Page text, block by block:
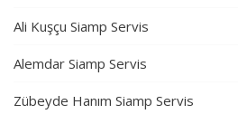
Ali Kuşçu Siamp Servis
Alemdar Siamp Servis
Zübeyde Hanım Siamp Servis